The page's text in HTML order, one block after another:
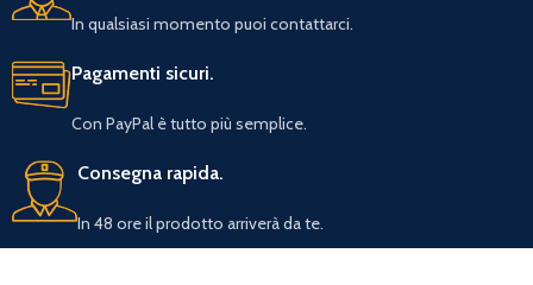
In qualsiasi momento puoi contattarci.
Pagamenti sicuri.
Con PayPal è tutto più semplice.
Consegna rapida.
In 48 ore il prodotto arriverà da te.